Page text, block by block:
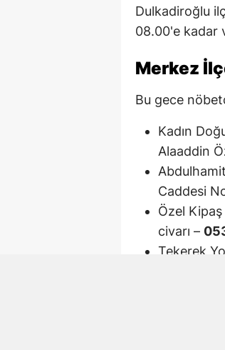
Dulkadiroğlu
08.00'e kadar
Merkez
Bu gece
Kadın
Alaaddin
Caddesi
Özel Kipaş
civarı –
Tekerek